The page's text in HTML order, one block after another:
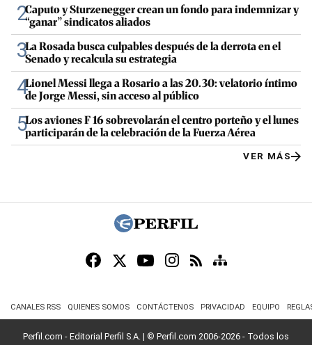
2Caputo y Sturzenegger crean un fondo para indemnizar y
“ganar” sindicatos aliados
3La Rosada busca culpables después de la derrota en el
Senado y recalcula su estrategia
4Lionel Messi llega a Rosario a las 20.30: velatorio íntimo
de Jorge Messi, sin acceso al público
5Los aviones F 16 sobrevolarán el centro porteño y el lunes
participarán de la celebración de la Fuerza Aérea
VER MÁS
CANALES RSS QUIENES SOMOS CONTÁCTENOS PRIVACIDAD EQUIPO
Perfil.com - Editorial Perfil S.A. | © Perfil.com 2006-2026 - Todos los